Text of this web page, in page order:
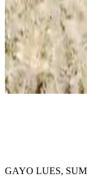
GAYO LUES,